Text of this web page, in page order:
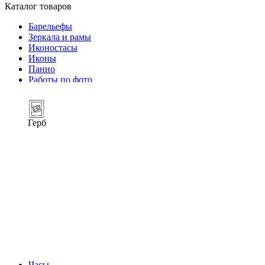
Каталог товаров
Барельефы
Зеркала и рамы
Иконостасы
Иконы
Панно
Работы по фото
Герб